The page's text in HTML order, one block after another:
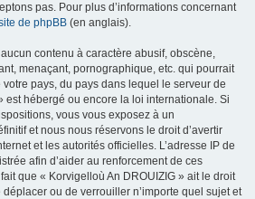
pas. Pour plus d’informations concernant
de phpBB (en anglais).
contenu à caractère abusif, obscène,
menaçant, pornographique, etc. qui pourrait
pays, du pays dans lequel le serveur de
est hébergé ou encore la loi internationale. Si
vous vous exposez à un
et nous nous réservons le droit d’avertir
et les autorités officielles. L’adresse IP de
afin d’aider au renforcement de ces
que « Korvigelloù An DROUIZIG » ait le droit
ou de verrouiller n’importe quel sujet et